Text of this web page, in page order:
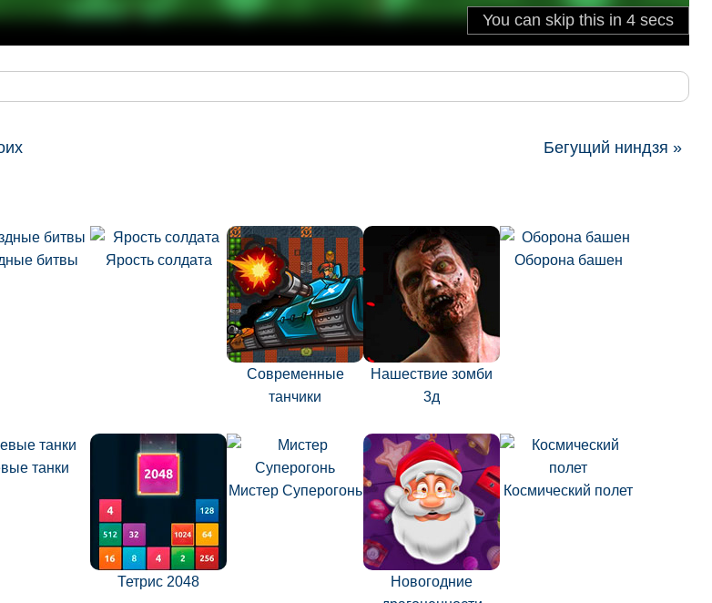
Бегущий ниндзя »
битвы Ярость солдата
Современные
танчики
Нашествие зомби
3д
Оборона башен
танки
Тетрис 2048
Мистер Суперогонь
Новогодние
Космический полет